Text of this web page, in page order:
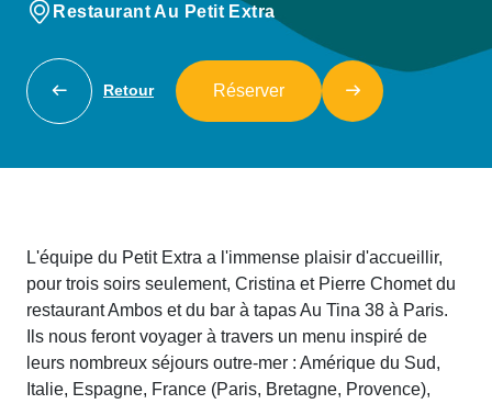
Restaurant Au Petit Extra
Retour Réserver
L'équipe du Petit Extra a l'immense plaisir d'accueillir,
pour trois soirs seulement, Cristina et Pierre Chomet du
restaurant Ambos et du bar à tapas Au Tina 38 à Paris.
Ils nous feront voyager à travers un menu inspiré de
leurs nombreux séjours outre-mer : Amérique du Sud,
Italie, Espagne, France (Paris, Bretagne, Provence),